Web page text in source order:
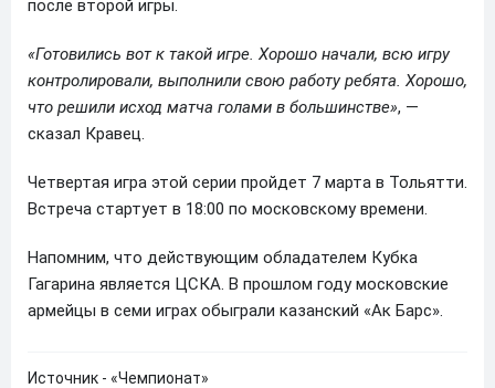
после второй игры.
«Готовились вот к такой игре. Хорошо начали, всю игру
контролировали, выполнили свою работу ребята. Хорошо,
что решили исход матча голами в большинстве», —
сказал Кравец.
Четвертая игра этой серии пройдет 7 марта в Тольятти.
Встреча стартует в 18:00 по московскому времени.
Напомним, что действующим обладателем Кубка
Гагарина является ЦСКА. В прошлом году московские
армейцы в семи играх обыграли казанский «Ак Барс».
Источник - «Чемпионат»